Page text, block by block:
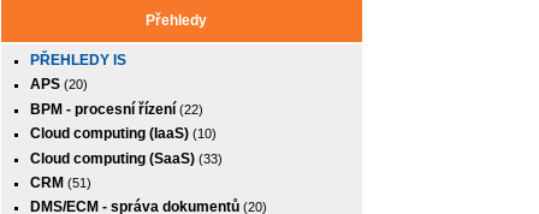
Přehledy
PŘEHLEDY IS
APS (20)
BPM - procesní řízení (22)
Cloud computing (IaaS) (10)
Cloud computing (SaaS) (33)
CRM (51)
DMS/ECM - správa dokumentů (20)